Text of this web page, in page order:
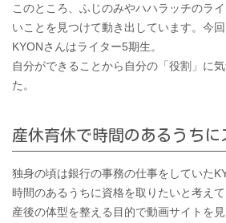
このところ、ふじのみやハハラッチのラ
いことを見つけて動き出しています。今
KYONさんはライター5期生。
自分ができることから自分の「役割」に
た。
産休育休で時間のあるうちに
独身の頃は銀行の事務の仕事をしていた
時間のあるうちに資格を取りたいと考えて
産後の体型を整える目的で動画サイトを